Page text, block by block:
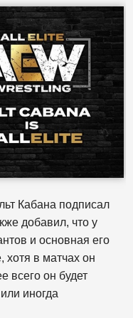
Кабана подписал
добавил, что у
и основная его
хотя в матчах он
всего он будет
иногда